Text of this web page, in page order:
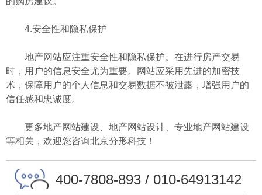
4.安全性和隐私保护
地产网站应注重安全性和隐私保护。在进行房产交易
时，用户的信息安全尤为重要。网站应采用先进的加密技
术，保障用户的个人信息和交易数据不被泄露，增强用户的
信任感和忠诚度。
更多地产网站建设、地产网站设计、专业地产网站建设
等相关，欢迎您咨询北京分形科技！
400-7808-893 / 010-64913142